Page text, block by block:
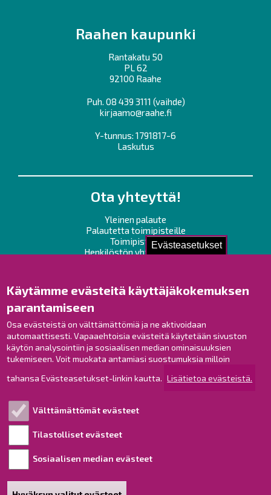
Evästeasetukset
Käytämme evästeitä käyttäjäkokemuksen
parantamiseen
Osa evästeistä on välttämättömiä ja ne aktivoidaan
automaattisesti. Vapaaehtoisia evästeitä käytetään sivuston
käytön analysointiin ja sosiaalisen median ominaisuuksien
tukemiseen. Voit muokata antamiasi suostumuksia milloin
tahansa Evästeasetukset-linkin kautta. Lisätietoa evästeistä.
Välttämättömät evästeet
Tilastolliset evästeet
Sosiaalisen median evästeet
Raahen kaupunki
Rantakatu 50
PL 62
92100 Raahe
Puh. 08 439 3111 (vaihde)
kirjaamo@raahe.fi
Y-tunnus: 1791817-6
Laskutus
Ota yhteyttä!
Yleinen palaute
Palautetta toimipisteille
Toimipisteet
Henkilöstön yhteystiedot
Raahe Facebookissa
Raahe Instagramissa
Raahe LinkedInissä
Raahe YouTubessa
Esityslistat ja pöytäkirjat
Viranhaltijapäätökset
Saavutettavuusseloste